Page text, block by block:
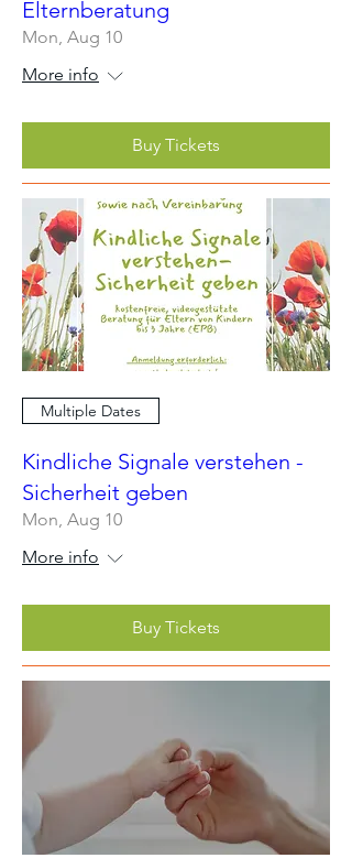
Elternberatung
Mon, Aug 10
More info
Buy Tickets
Multiple Dates
Kindliche Signale verstehen -
Sicherheit geben
Mon, Aug 10
More info
Buy Tickets